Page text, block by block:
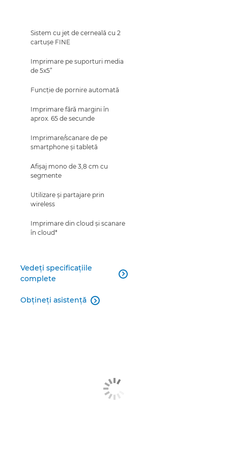
Sistem cu jet de cerneală cu 2
cartuşe FINE
Imprimare pe suporturi media
de 5x5”
Funcţie de pornire automată
Imprimare fără margini în
aprox. 65 de secunde
Imprimare/scanare de pe
smartphone şi tabletă
Afişaj mono de 3,8 cm cu
segmente
Utilizare şi partajare prin
wireless
Imprimare din cloud şi scanare
în cloud*
Vedeţi specificaţiile
complete

Obţineţi asistenţă 